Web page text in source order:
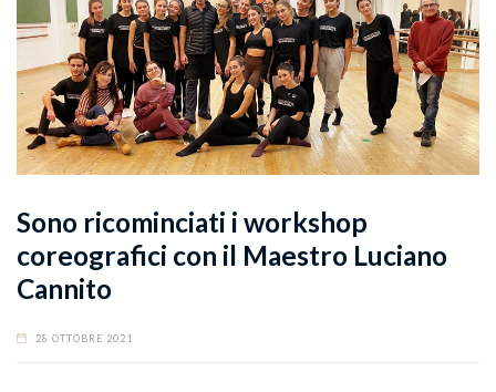
Sono ricominciati i workshop
coreografici con il Maestro Luciano
Cannito
28 OTTOBRE 2021